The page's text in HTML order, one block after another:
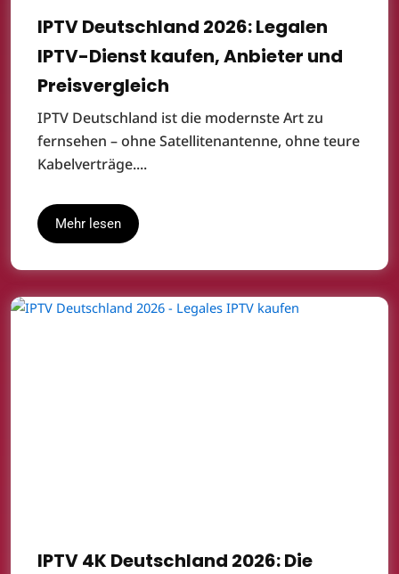
IPTV Deutschland 2026: Legalen
IPTV-Dienst kaufen, Anbieter und
Preisvergleich
IPTV Deutschland ist die modernste Art zu
fernsehen – ohne Satellitenantenne, ohne teure
Kabelverträge....
Mehr lesen
IPTV 4K Deutschland 2026: Die